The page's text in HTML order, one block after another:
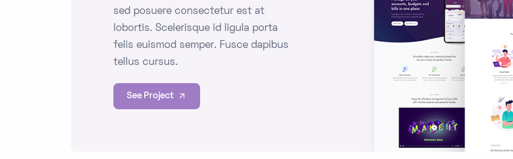
sed posuere consectetur est at
lobortis. Scelerisque id ligula porta
felis euismod semper. Fusce dapibus
tellus cursus.
See Project